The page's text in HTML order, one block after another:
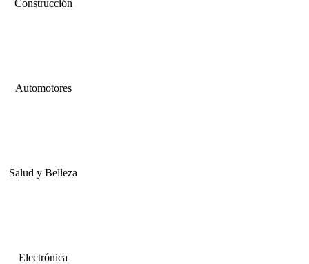
Construcción
Automotores
Salud y Belleza
Electrónica